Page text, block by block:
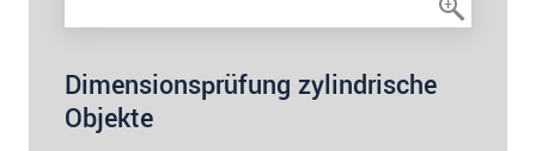
Dimensionsprüfung zylindrische
Objekte